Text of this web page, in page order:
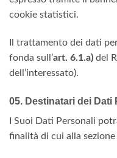
cookie statistici.
Il trattamento dei dati
fonda sull’art. 6.1.a) del
dell’interessato).
05. Destinatari dei Dati
I Suoi Dati Personali
finalità di cui alla